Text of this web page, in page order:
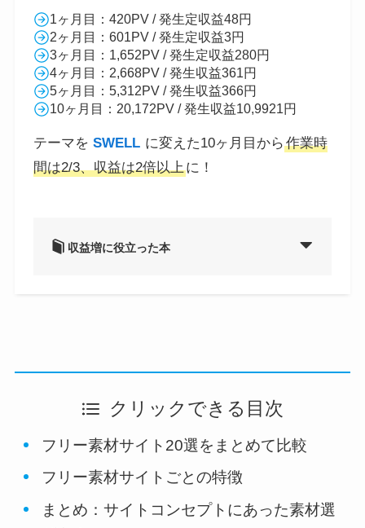
1ヶ月目：420PV / 発生定収益48円
2ヶ月目：601PV / 発生定収益3円
3ヶ月目：1,652PV / 発生定収益280円
4ヶ月目：2,668PV / 発生収益361円
5ヶ月目：5,312PV / 発生収益366円
10ヶ月目：20,172PV / 発生収益10,9921円
テーマを SWELL に変えた10ヶ月目から作業時
間は2/3、収益は2倍以上に！
収益増に役立った本
クリックできる目次
フリー素材サイト20選をまとめて比較
フリー素材サイトごとの特徴
まとめ：サイトコンセプトにあった素材選